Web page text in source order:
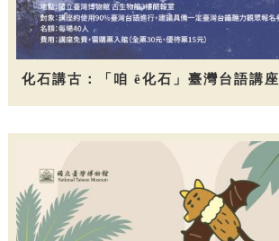
化石講古：「咱 ê化石」臺灣台語講座